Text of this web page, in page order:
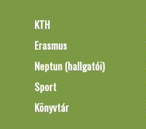
KTH
Erasmus
Neptun (hallgatói)
Sport
Könyvtár